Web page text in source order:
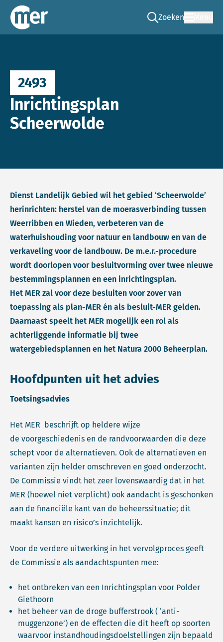
Commissie mer
Zoeken
Ga naar de zoek
2493
Inrichtingsplan
Scheerwolde
Dienst Landelijk Gebied wil het gebied ‘Scheerwolde’
herinrichten: herstel van de moerasverbinding tussen
Weerribben en Wieden, verbeteren van de
waterhuishouding voor natuur en landbouw en van de
verkaveling voor de landbouw. De m.e.r.-procedure
wordt doorlopen voor besluitvorming over twee nieuwe
bestemmingsplannen en een inrichtingsplan.
Het MER zal voor deze besluiten voor zover van
toepassing als plan-MER én als besluit-MER gelden.
Daarnaast speelt het MER mogelijk een rol als
achterliggende informatie bij twee
watergebiedsplannen en het Natura 2000 Beheerplan.
Hoofdpunten uit het advies
Toetsingsadvies
Het MER beschrijft op heldere wijze
de voorgeschiedenis en de randvoorwaarden die deze
schept voor de alternatieven. Ook de alternatieven en
varianten zijn helder omschreven en goed onderzocht.
De Commissie vindt het zeer lovenswaardig dat in het
MER (hoewel niet verplicht) ook aandacht is geschonken
aan de financiële kant van de beheerssituatie; dit
maakt kansen en risico’s inzichtelijk.
Voor de verdere uitwerking in het vervolgproces geeft
de Commissie als aandachtspunten mee:
het ontbreken van een Inrichtingsplan voor Polder
Giethoorn
het beheer van de droge bufferstrook ( ‘anti-
muggenzone’) en de effecten die dit heeft op soorten
waarvoor instandhoudingsdoelstellingen zijn bepaald